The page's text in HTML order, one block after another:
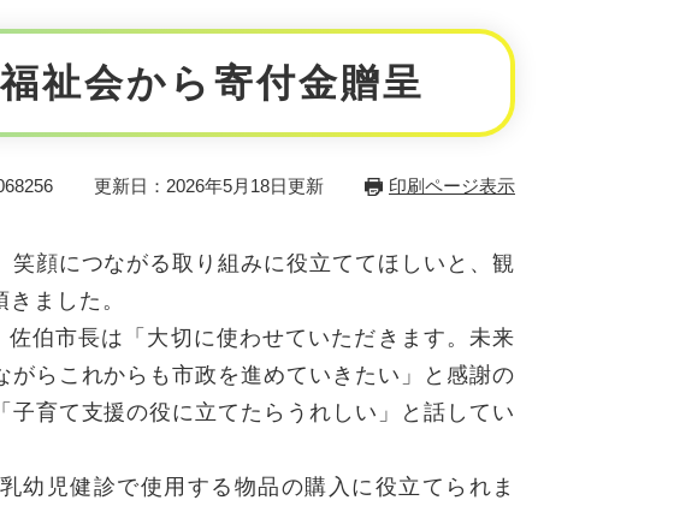
祉会から寄付金贈呈
更新日：2026年5月18日更新 印刷ページ表示
顔につながる取り組みに役立ててほしいと、観
ました。
伯市長は「大切に使わせていただきます。未来
らこれからも市政を進めていきたい」と感謝の
育て支援の役に立てたらうれしい」と話してい
幼児健診で使用する物品の購入に役立てられま